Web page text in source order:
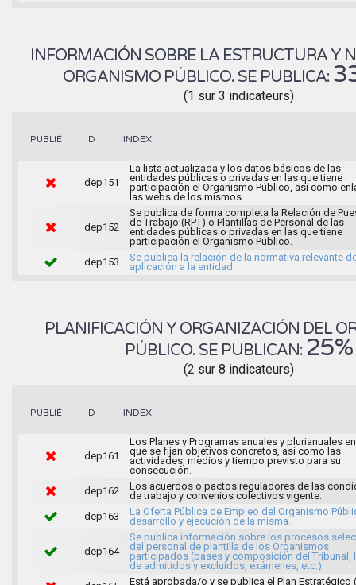
INFORMACIÓN SOBRE LA ESTRUCTURA Y
ORGANISMO PÚBLICO. SE PUBLICA:
(1 sur 3 indicateurs)
PUBLIÉ ID INDEX
dep151
La lista actualizada y los datos básicos de las
entidades públicas o privadas en las que tiene
participación el Organismo Público, así como
las webs de los mismos.
dep152
Se publica de forma completa la Relación de
de Trabajo (RPT) o Plantillas de Personal de las
entidades públicas o privadas en las que tiene
participación el Organismo Público.
dep153
Se publica la relación de la normativa relevante
aplicación a la entidad
PLANIFICACIÓN Y ORGANIZACIÓN DEL
PÚBLICO. SE PUBLICAN: 25%
(2 sur 8 indicateurs)
PUBLIÉ ID INDEX
dep161
Los Planes y Programas anuales y plurianuales
que se fijan objetivos concretos, así como las
actividades, medios y tiempo previsto para su
consecución.
dep162
Los acuerdos o pactos reguladores de las
de trabajo y convenios colectivos vigente.
dep163
La Oferta Pública de Empleo del Organismo
desarrollo y ejecución de la misma.
dep164
Se publica información sobre los procesos
del personal de plantilla de los Organismos
participados (bases y composición del Tribunal,
de admitidos y excluidos, exámenes, etc.).
Está aprobada/o y se publica el Plan Estratégico